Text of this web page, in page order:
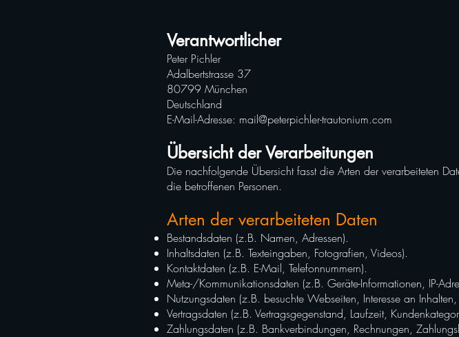
Verantwortlicher
Peter Pichler
Adalbertstrasse 37
80799 München
Deutschland
E-Mail-Adresse: mail@peterpichler-trautonium.com
Übersicht der Verarbeitungen
Die nachfolgende Übersicht fasst die Arten der verarbeiteten
die betroffenen Personen.
Arten der verarbeiteten Daten
Bestandsdaten (z.B. Namen, Adressen).
Inhaltsdaten (z.B. Texteingaben, Fotografien, Videos).
Kontaktdaten (z.B. E-Mail, Telefonnummern).
Meta-/Kommunikationsdaten (z.B. Geräte-Informationen, IP-
Nutzungsdaten (z.B. besuchte Webseiten, Interesse an
Vertragsdaten (z.B. Vertragsgegenstand, Laufzeit,
Zahlungsdaten (z.B. Bankverbindungen, Rechnungen,